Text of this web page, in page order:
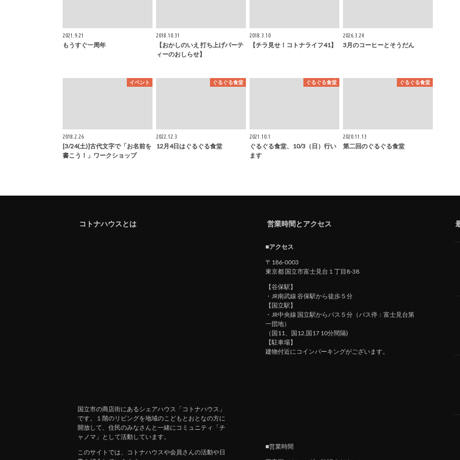
2021.9.21
もうすぐ一周年
2018.10.31
【おかしのいえ 打ち上げパーテ
ィーのおしらせ】
2018.3.10
【チラ見せ！コトナライフ41】
2026.3.24
3月のコーヒーとそうだん
イベント
2018.2.26
[3/24(土)]古代文字で「お名前を
書こう！」ワークショップ
ぐるぐる食堂
2022.12.3
12月4日はぐるぐる食堂
ぐるぐる食堂
2021.10.1
ぐるぐる食堂、10/3（日）行い
ます
ぐるぐる食堂
2020.11.13
第二回のぐるぐる食堂
コトナハウスとは
国立市の商店街にあるシェアハウス「コトナハウス」
です。１階のリビングを地域のこどもとおとなの方に
開放して、住民のみなさんと一緒にコミュニティ「チ
ャノマ」として活動しています。
このサイトでは、コトナハウスや会員さんの活動や日
営業時間とアクセス
■アクセス
〒186-0003
東京都 国立市富士見台１丁目8-38
【谷保駅】
・JR南武線 谷保駅から徒歩５分
【国立駅】
・JR中央線 国立駅からバス５分（バス停：富士見台第
一団地）
（国11、国12,国17 10分間隔)
【駐車場】
建物付近にコインパーキングがございます。
■営業時間